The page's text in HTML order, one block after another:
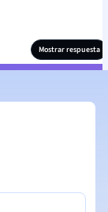
Mostrar respuesta